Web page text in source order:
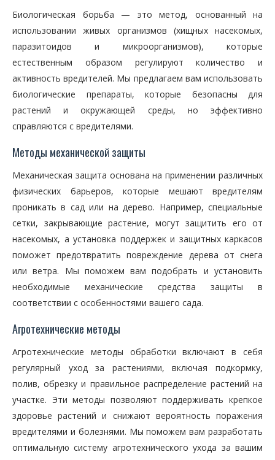
Биологическая борьба — это метод, основанный на
использовании живых организмов (хищных насекомых,
паразитоидов и микроорганизмов), которые
естественным образом регулируют количество и
активность вредителей. Мы предлагаем вам использовать
биологические препараты, которые безопасны для
растений и окружающей среды, но эффективно
справляются с вредителями.
Методы механической защиты
Механическая защита основана на применении различных
физических барьеров, которые мешают вредителям
проникать в сад или на дерево. Например, специальные
сетки, закрывающие растение, могут защитить его от
насекомых, а установка поддержек и защитных каркасов
поможет предотвратить повреждение дерева от снега
или ветра. Мы поможем вам подобрать и установить
необходимые механические средства защиты в
соответствии с особенностями вашего сада.
Агротехнические методы
Агротехнические методы обработки включают в себя
регулярный уход за растениями, включая подкормку,
полив, обрезку и правильное распределение растений на
участке. Эти методы позволяют поддерживать крепкое
здоровье растений и снижают вероятность поражения
вредителями и болезнями. Мы поможем вам разработать
оптимальную систему агротехнического ухода за вашим